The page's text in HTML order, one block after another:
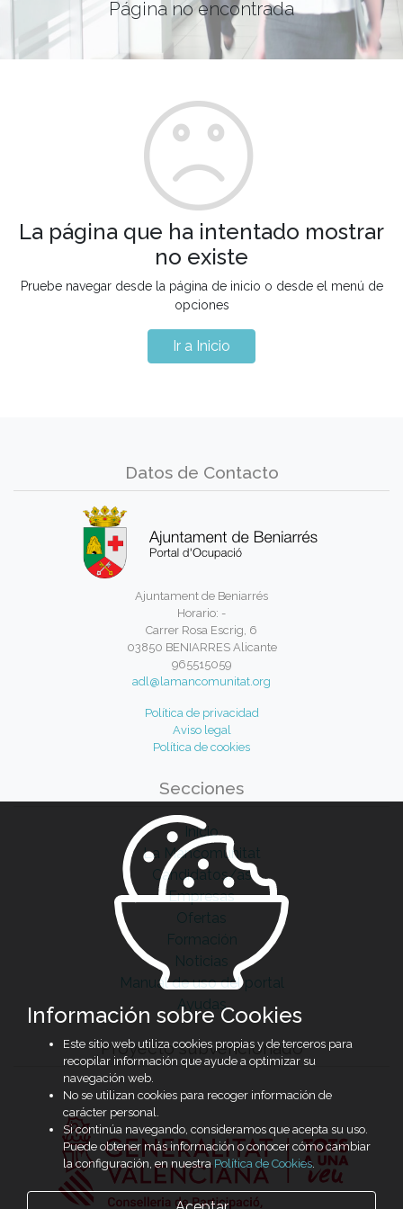
Página no encontrada
La página que ha intentado mostrar
no existe
Pruebe navegar desde la página de inicio o desde el menú de
opciones
Ir a Inicio
Datos de Contacto
Ajuntament de Beniarrés
Horario: -
Carrer Rosa Escrig, 6
03850 BENIARRES Alicante
965515059
adl@lamancomunitat.org
Política de privacidad
Aviso legal
Política de cookies
Secciones
Inicio
La Mancomunitat
Candidatos/as
Empresas
Ofertas
Formación
Noticias
Manual de uso del portal
Ayudas
Proyecto subvencionado
Información sobre Cookies
Este sitio web utiliza cookies propias y de terceros para
recopilar información que ayude a optimizar su
navegación web.
No se utilizan cookies para recoger información de
carácter personal.
Si continúa navegando, consideramos que acepta su uso.
Puede obtener más información o conocer cómo cambiar
la configuración, en nuestra Política de Cookies.